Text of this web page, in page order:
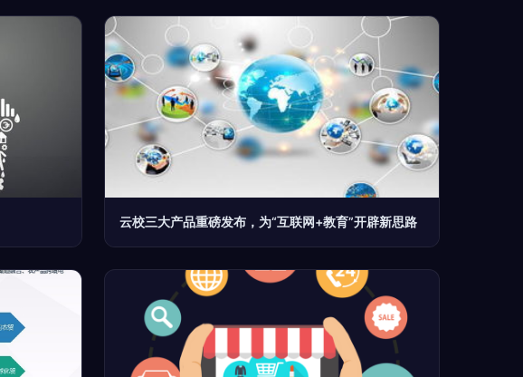
云校三大产品重磅发布，为“互联网+教育”开辟新思路